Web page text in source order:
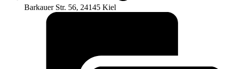
Barkauer Str. 56, 24145 Kiel